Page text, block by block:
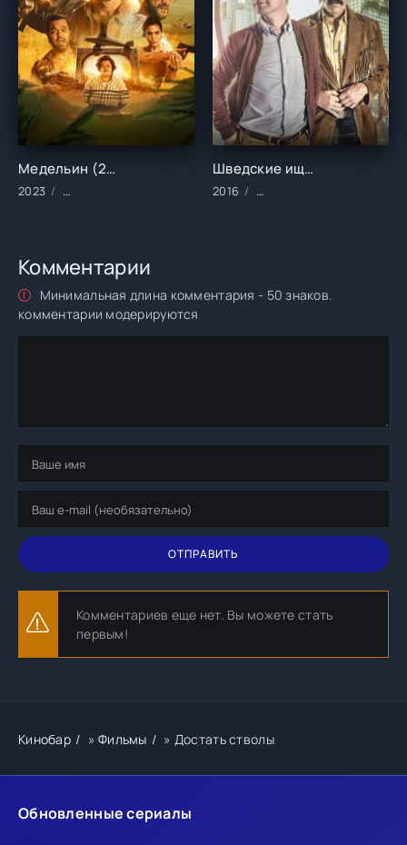
Обновленные сериалы
Медельин (2023)
2023 Фильмы/2023 год/Зарубежные/Комедии
Шведские ищейки (2016)
2016 Сериалы/Зарубежные/
Комментарии
Минимальная длина комментария - 50 знаков.
комментарии модерируются
ОТПРАВИТЬ
Комментариев еще нет. Вы можете стать
первым!
Кинобар »Фильмы » Достать стволы